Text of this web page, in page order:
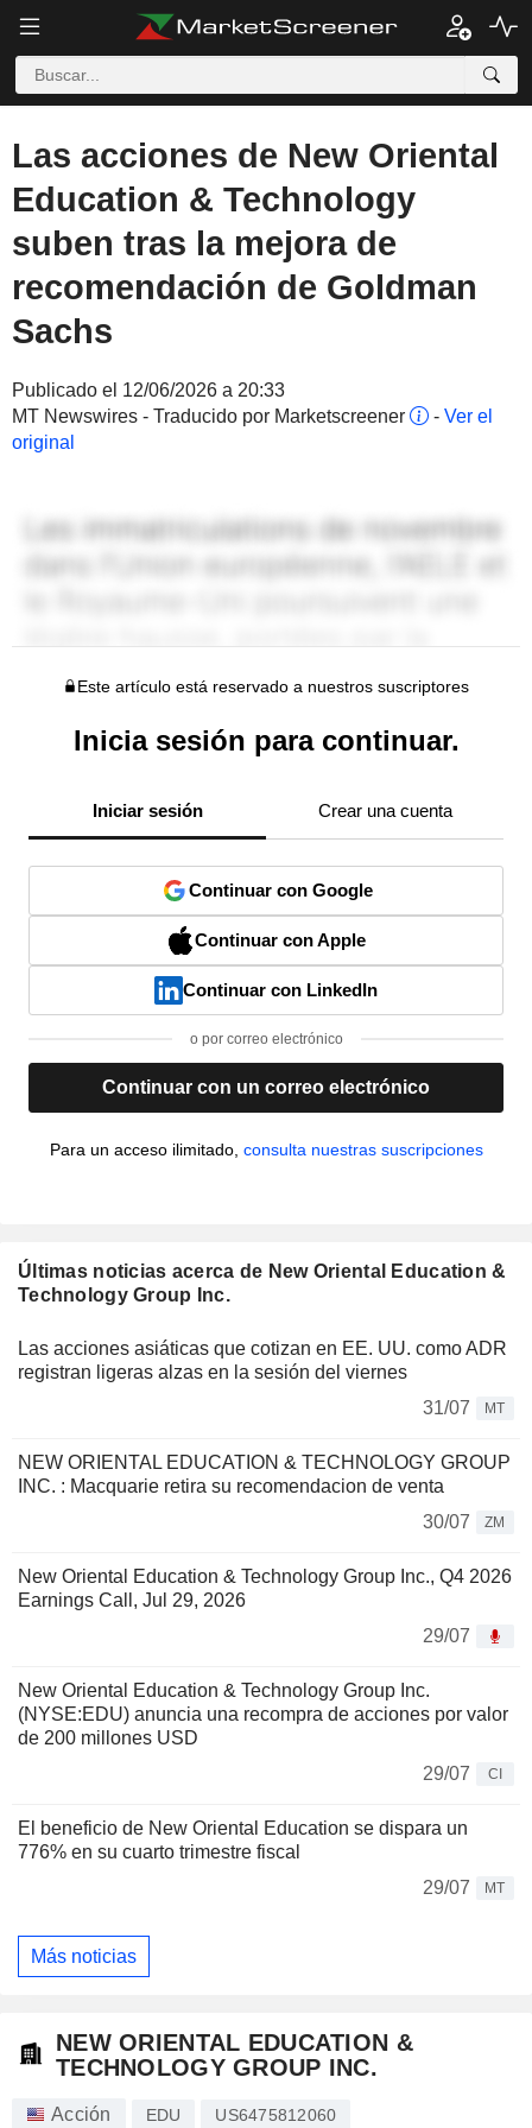
Las acciones de New Oriental
Education & Technology
suben tras la mejora de
recomendación de Goldman
Sachs
Publicado el 12/06/2026 a 20:33
MT Newswires - Traducido por Marketscreener
- Ver el
original
Este artículo está reservado a nuestros suscriptores
Inicia sesión para continuar.
Iniciar sesión Crear una cuenta
Continuar con Google
Continuar con Apple
Continuar con LinkedIn
o por correo electrónico
Continuar con un correo electrónico
Para un acceso ilimitado, consulta nuestras suscripciones
Últimas noticias acerca de New Oriental Education &
Technology Group Inc.
Las acciones asiáticas que cotizan en EE. UU. como ADR
registran ligeras alzas en la sesión del viernes
31/07
MT
NEW ORIENTAL EDUCATION & TECHNOLOGY GROUP
INC. : Macquarie retira su recomendacion de venta
30/07
ZM
New Oriental Education & Technology Group Inc., Q4 2026
Earnings Call, Jul 29, 2026
29/07
New Oriental Education & Technology Group Inc.
(NYSE:EDU) anuncia una recompra de acciones por valor
de 200 millones USD
29/07
CI
El beneficio de New Oriental Education se dispara un
776% en su cuarto trimestre fiscal
29/07
MT
Más noticias
NEW ORIENTAL EDUCATION &
TECHNOLOGY GROUP INC.
Acción EDU US6475812060